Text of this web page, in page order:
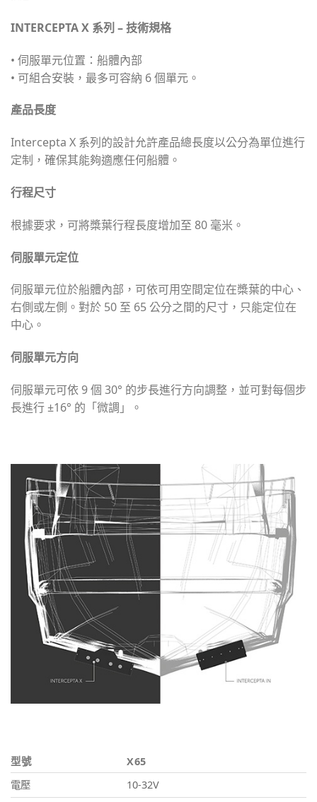
INTERCEPTA X 系列 – 技術規格
• 伺服單元位置：船體內部
• 可組合安裝，最多可容納 6 個單元。
產品長度
Intercepta X 系列的設計允許產品總長度以公分為單位進行
定制，確保其能夠適應任何船體。
行程尺寸
根據要求，可將槳葉行程長度增加至 80 毫米。
伺服單元定位
伺服單元位於船體內部，可依可用空間定位在槳葉的中心、
右側或左側。對於 50 至 65 公分之間的尺寸，只能定位在
中心。
伺服單元方向
伺服單元可依 9 個 30° 的步長進行方向調整，並可對每個步
長進行 ±16° 的「微調」。
型號
X65
電壓
10-32V